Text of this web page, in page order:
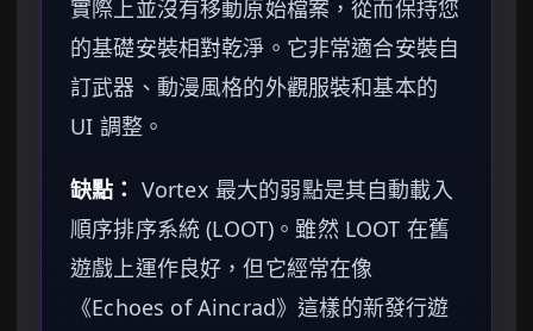
實際上並沒有移動原始檔案，從而保持您
的基礎安裝相對乾淨。它非常適合安裝自
訂武器、動漫風格的外觀服裝和基本的
UI 調整。
缺點： Vortex 最大的弱點是其自動載入
順序排序系統 (LOOT)。雖然 LOOT 在舊
遊戲上運作良好，但它經常在像
《Echoes of Aincrad》這樣的新發行遊